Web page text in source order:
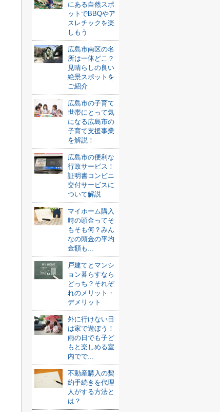
にある自然スポ
ットでBBQやア
スレチックを楽
しもう
広島市南区の名
所は一体どこ？
見晴らしの良い
絶景スポットを
ご紹介
広島市の子育て
世帯にとって気
になる広島市の
子育て支援事業
を解説！
広島市の便利な
行政サービス！
証明書コンビニ
交付サービスに
ついて解説
マイホーム購入
時の頭金ってそ
もそも何？みん
なの頭金の平均
金額も...
戸建てとマンシ
ョン暮らすなら
どっち？それぞ
れのメリット・
デメリット
外に行けない日
は家で遊ぼう！
雨の日でも子ど
もと楽しめる室
内でで...
不動産購入の契
約手続きを代理
人がする方法と
は？